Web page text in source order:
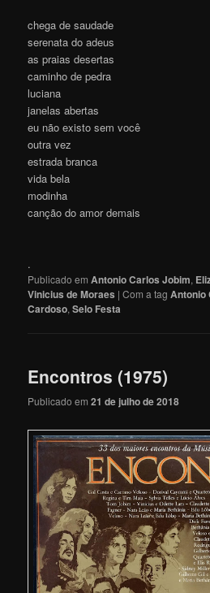
chega de saudade
serenata do adeus
as praias desertas
caminho de pedra
luciana
janelas abertas
eu não existo sem você
outra vez
estrada branca
vida bela
modinha
canção do amor demais
.
Publicado em Antonio Carlos Jobim,
Vinicius de Moraes |Com a tagAntonio
Cardoso,Selo Festa
Encontros (1975)
Publicado em21 de julho de 2018